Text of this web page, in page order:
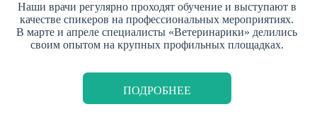
Наши врачи регулярно проходят обучение и выступают в
качестве спикеров на профессиональных мероприятиях.
В марте и апреле специалисты «Ветеринарики» делились
своим опытом на крупных профильных площадках.
ПОДРОБНЕЕ